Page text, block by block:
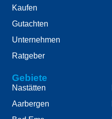
Kaufen
Gutachten
Unternehmen
Ratgeber
Gebiete
Nastätten
Aarbergen